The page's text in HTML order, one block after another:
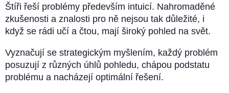
Štíři řeší problémy především intuicí. Nahromaděné
zkušenosti a znalosti pro ně nejsou tak důležité, i
když se rádi učí a čtou, mají široký pohled na svět.
Vyznačují se strategickým myšlením, každý problém
posuzují z různých úhlů pohledu, chápou podstatu
problému a nacházejí optimální řešení.